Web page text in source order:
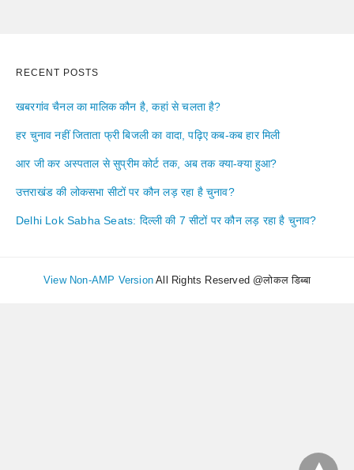
RECENT POSTS
खबरगांव चैनल का मालिक कौन है, कहां से चलता है?
हर चुनाव नहीं जिताता फ्री बिजली का वादा, पढ़िए कब-कब हार मिली
आर जी कर अस्पताल से सुप्रीम कोर्ट तक, अब तक क्या-क्या हुआ?
उत्तराखंड की लोकसभा सीटों पर कौन लड़ रहा है चुनाव?
Delhi Lok Sabha Seats: दिल्ली की 7 सीटों पर कौन लड़ रहा है चुनाव?
View Non-AMP Version All Rights Reserved @लोकल डिब्बा